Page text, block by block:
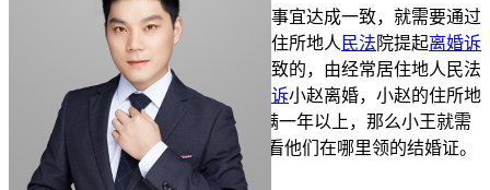
如果夫妻双方无法就离婚相关事宜达成一致，就需要通过
诉讼离婚。诉讼离婚一般是向被告住所地人 民法 院提起离婚诉
。被告住所地与 经常居住地
不一致的，由经常居住地人民法
院管辖。比如小王和小赵，小王
起诉小赵离婚，小赵的住所地
在C地，但他在D地已经连续居住满一年以上，那么小王就需
要到D地的
法院起诉离婚 ，而不是看他们在哪里领的结婚证。